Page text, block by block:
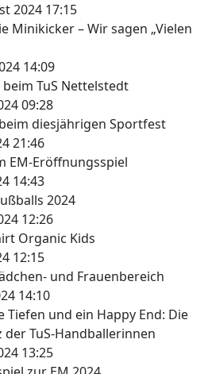
2024 17:15
Minikicker – Wir sagen „Vielen
14:09
TuS Nettelstedt
09:28
diesjährigen Sportfest
21:46
EM-Eröffnungsspiel
14:43
2024
12:26
Organic Kids
12:15
und Frauenbereich
14:10
Tiefen und ein Happy End: Die
TuS-Handballerinnen
13:25